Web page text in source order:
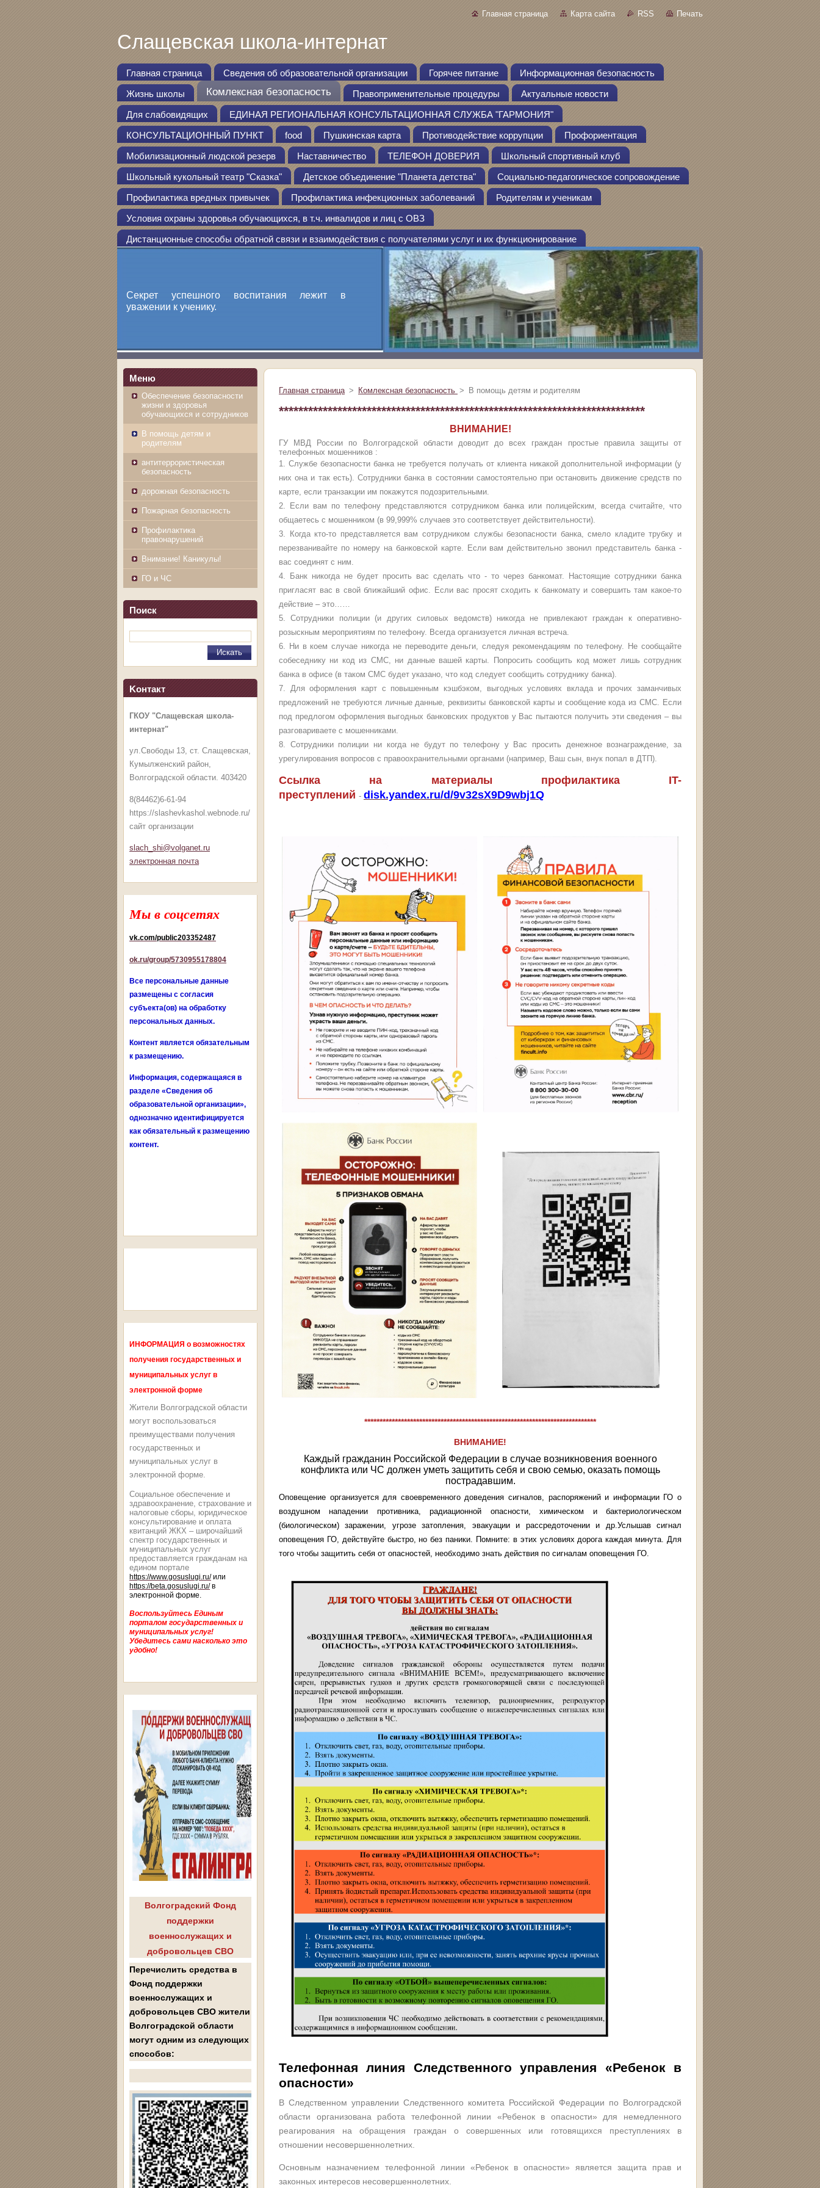
Главная страница Карта сайта RSS Печать
Слащевская школа-интернат
Главная страница Сведения об образовательной организации Горячее питание Информационная безопасность
Жизнь школы Комлексная безопасность Правоприменительные процедуры Актуальные новости
Для слабовидящих ЕДИНАЯ РЕГИОНАЛЬНАЯ КОНСУЛЬТАЦИОННАЯ СЛУЖБА "ГАРМОНИЯ"
КОНСУЛЬТАЦИОННЫЙ ПУНКТ food Пушкинская карта Противодействие коррупции Профориентация
Мобилизационный людской резерв Наставничество ТЕЛЕФОН ДОВЕРИЯ Школьный спортивный клуб
Школьный кукольный театр "Сказка" Детское объединение "Планета детства" Социально-педагогическое сопровождение
Профилактика вредных привычек Профилактика инфекционных заболеваний Родителям и ученикам
Условия охраны здоровья обучающихся, в т.ч. инвалидов и лиц с ОВЗ
Дистанционные способы обратной связи и взаимодействия с получателями услуг и их функционирование
Секрет успешного воспитания лежит в
уважении к ученику.
Mеню
Обеспечение безопасности
жизни и здоровья
обучающихся и сотрудников
В помощь детям и
родителям
антитеррористическая
безопасность
дорожная безопасность
Пожарная безопасность
Профилактика
правонарушений
Внимание! Каникулы!
ГО и ЧС
Поиск
Koнтакт
ГКОУ "Слащевская школа-
интернат"
ул.Свободы 13, ст. Слащевская,
Кумылженский район,
Волгоградской области. 403420
8(84462)6-61-94
https://slashevkashol.webnode.ru/
сайт организации
slach_shi@volganet.ru
электронная почта
Мы в соцсетях
vk.com/public203352487
ok.ru/group/5730955178804
Все персональные данные
размещены с согласия
субъекта(ов) на обработку
персональных данных.
Контент является обязательным
к размещению.
Информация, содержащаяся в
разделе «Сведения об
образовательной организации»,
однозначно идентифицируется
как обязательный к размещению
контент.
ИНФОРМАЦИЯ о возможностях
получения государственных и
муниципальных услуг в
электронной форме
Жители Волгоградской области
могут воспользоваться
преимуществами получения
государственных и
муниципальных услуг в
электронной форме.
Социальное обеспечение и
здравоохранение, страхование и
налоговые сборы, юридическое
консультирование и оплата
квитанций ЖКХ – широчайший
спектр государственных и
муниципальных услуг
предоставляется гражданам на
едином портале
https://www.gosuslugi.ru/или
https://beta.gosuslugi.ru/в
электронной форме.
Воспользуйтесь Единым
порталом государственных и
муниципальных услуг!
Убедитесь сами насколько это
удобно!
Волгоградский Фонд
поддержки
военнослужащих и
добровольцев СВО
Перечислить средства в
Фонд поддержки
военнослужащих и
добровольцев СВО жители
Волгоградской области
могут одним из следующих
способов:
Главная страница > Комлексная безопасность > В помощь детям и родителям
***************************************************************************
ВНИМАНИЕ!
ГУ МВД России по Волгоградской области доводит до всех граждан простые правила защиты от
телефонных мошенников :
1. Службе безопасности банка не требуется получать от клиента никакой дополнительной информации (у
них она и так есть). Сотрудники банка в состоянии самостоятельно при остановить движение средств по
карте, если транзакции им покажутся подозрительными.
2. Если вам по телефону представляются сотрудником банка или полицейским, всегда считайте, что
общаетесь с мошенником (в 99,999% случаев это соответствует действительности).
3. Когда кто-то представляется вам сотрудником службы безопасности банка, смело кладите трубку и
перезванивайте по номеру на банковской карте. Если вам действительно звонил представитель банка -
вас соединят с ним.
4. Банк никогда не будет просить вас сделать что - то через банкомат. Настоящие сотрудники банка
пригласят вас в свой ближайший офис. Если вас просят сходить к банкомату и совершить там какое-то
действие – это……
5. Сотрудники полиции (и других силовых ведомств) никогда не привлекают граждан к оперативно-
розыскным мероприятиям по телефону. Всегда организуется личная встреча.
6. Ни в коем случае никогда не переводите деньги, следуя рекомендациям по телефону. Не сообщайте
собеседнику ни код из СМС, ни данные вашей карты. Попросить сообщить код может лишь сотрудник
банка в офисе (в таком СМС будет указано, что код следует сообщить сотруднику банка).
7. Для оформления карт с повышенным кэшбэком, выгодных условиях вклада и прочих заманчивых
предложений не требуются личные данные, реквизиты банковской карты и сообщение кода из СМС. Если
под предлогом оформления выгодных банковских продуктов у Вас пытаются получить эти сведения – вы
разговариваете с мошенниками.
8. Сотрудники полиции ни когда не будут по телефону у Вас просить денежное вознаграждение, за
урегулирования вопросов с правоохранительными органами (например, Ваш сын, внук попал в ДТП).
Ссылка на материалы профилактика IT-
преступлений - disk.yandex.ru/d/9v32sX9D9wbj1Q
****************************************************************************
ВНИМАНИЕ!
Каждый гражданин Российской Федерации в случае возникновения военного
конфликта или ЧС должен уметь защитить себя и свою семью, оказать помощь
пострадавшим.
Оповещение организуется для своевременного доведения сигналов, распоряжений и информации ГО о
воздушном нападении противника, радиационной опасности, химическом и бактериологическом
(биологическом) заражении, угрозе затопления, эвакуации и рассредоточении и др.Услышав сигнал
оповещения ГО, действуйте быстро, но без паники. Помните: в этих условиях дорога каждая минута. Для
того чтобы защитить себя от опасностей, необходимо знать действия по сигналам оповещения ГО.
Телефонная линия Следственного управления «Ребенок в
опасности»
В Следственном управлении Следственного комитета Российской Федерации по Волгоградской
области организована работа телефонной линии «Ребенок в опасности» для немедленного
реагирования на обращения граждан о совершенных или готовящихся преступлениях в
отношении несовершеннолетних.
Основным назначением телефонной линии «Ребенок в опасности» является защита прав и
законных интересов несовершеннолетних.